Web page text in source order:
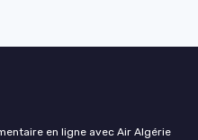
en ligne avec Air Algérie